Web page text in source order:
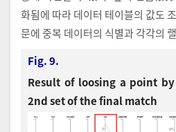
화됨에 따라 데이터 테이블의 값도
문에 중복 데이터의 식별과 각각의
Fig. 9.
Result of loosing a point
2nd set of the final match